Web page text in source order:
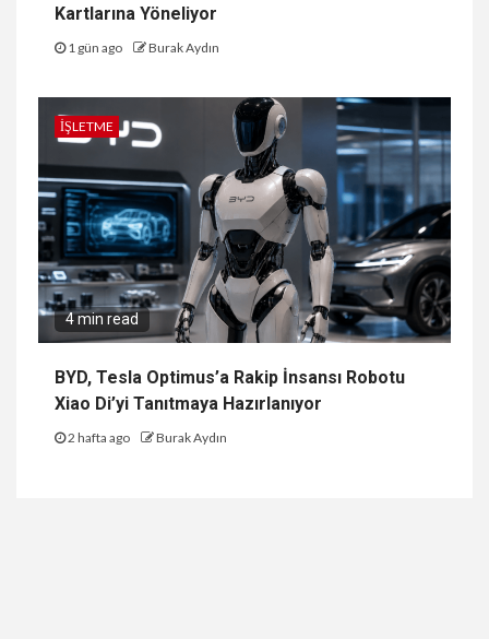
Kartlarına Yöneliyor
1 gün ago Burak Aydın
İŞLETME
4 min read
BYD, Tesla Optimus’a Rakip İnsansı Robotu
Xiao Di’yi Tanıtmaya Hazırlanıyor
2 hafta ago Burak Aydın